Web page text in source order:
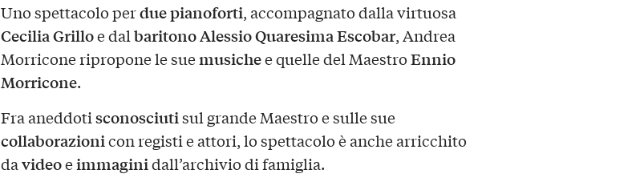
Uno spettacolo perdue pianoforti, accompagnato dalla virtuosa
Cecilia Grilloe dalbaritonoAlessio Quaresima Escobar, Andrea
Morricone ripropone le suemusichee quelle del MaestroEnnio
Morricone.
Fra aneddotisconosciutisul grande Maestro e sulle sue
collaborazionicon registi e attori, lo spettacolo è anche arricchito
davideoeimmaginidall’archivio di famiglia.